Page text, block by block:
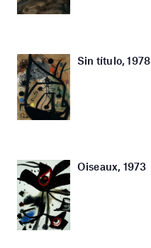
Sin título, 1978
Oiseaux, 1973